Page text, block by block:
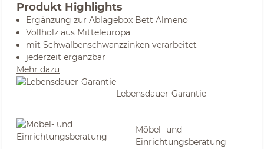
Produkt Highlights
Ergänzung zur Ablagebox Bett Almeno
Vollholz aus Mitteleuropa
mit Schwalbenschwanzzinken verarbeitet
jederzeit ergänzbar
Mehr dazu
Lebensdauer-Garantie
Möbel- und
Einrichtungsberatung